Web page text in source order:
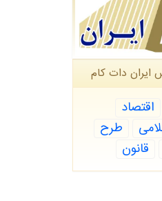
دات كام
اقتصاد
طرح
قانون